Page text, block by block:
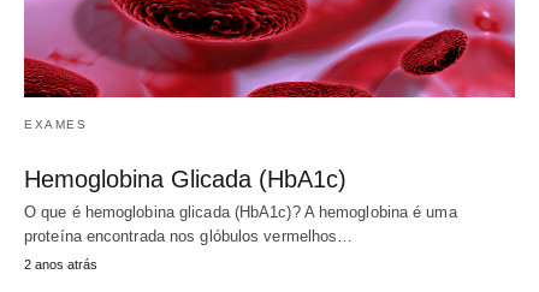
EXAMES
Hemoglobina Glicada (HbA1c)
O que é hemoglobina glicada (HbA1c)? A hemoglobina é uma
proteína encontrada nos glóbulos vermelhos…
2 anos atrás